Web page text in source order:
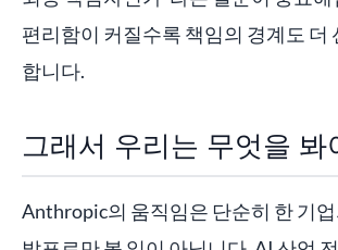
편리함이 커질수록 책임의 경계도 더
합니다.
그래서 우리는 무엇을 봐
Anthropic의 움직임은 단순히 한 기